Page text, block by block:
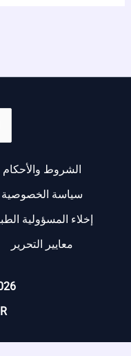
الشروط والأحكام
سياسة الخصوصية
إخلاء المسؤولية الطبية
معايير التحرير